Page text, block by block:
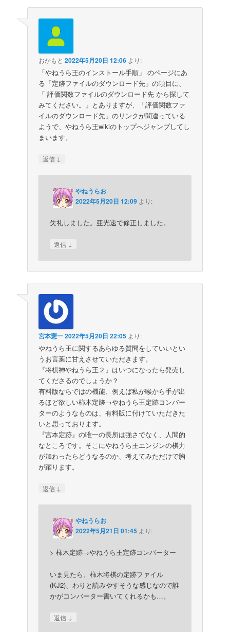
おかもと 2022年5月20日 12:06 より:
「やねうら王のインストール手順」 のページにあ
る「定跡ファイルのダウンロード先」の項目に、
「 評価関数ファイルのダウンロード先 から探して
みてください。」とありますが、「評価関数ファ
イルのダウンロード先」のリンクが間違っている
ようで、やねうら王wikiのトップへジャンプしてし
まいます。
返信 ↓
やねうらお
2022年5月20日 12:09 より:
失礼しました。亜光速で修正しました。
返信 ↓
宮本憲一2022年5月20日 22:05 より:
やねうら王に関するあらゆる質問をしていいとい
うお言葉に甘えさせていただきます。
『将棋神やねうら王２』はいつになったら発売し
てくださるのでしょうか？
有料版ならではの機能、例えば私が喉から手が出
るほど欲しい柿木定跡→やねうら王定跡コンバー
ターのようなものは、有料版に付けていただきた
いと思っております。
『宮本定跡』の唯一の長所は強さでなく、人間的
なところです。そこにやねうら王エンジンの棋力
が加わったらどうなるのか、考えてみただけで胸
が躍ります。
返信 ↓
やねうらお
2022年5月21日 01:45 より:
> 柿木定跡→やねうら王定跡コンバーター
いま見たら、柿木将棋の定跡ファイル
(KJ2)、わりと読みやすそうな感じなので誰
かがコンバーター書いてくれるかも…。
返信 ↓